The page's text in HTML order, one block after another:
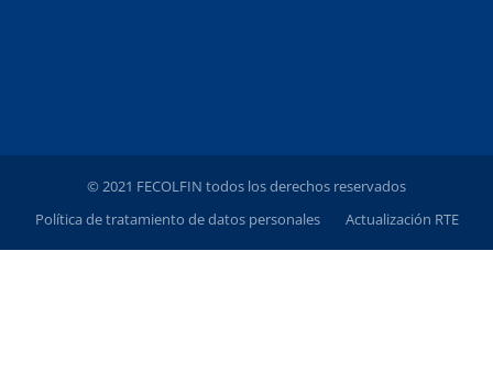
© 2021 FECOLFIN todos los derechos reservados
Política de tratamiento de datos personales
Actualización RTE